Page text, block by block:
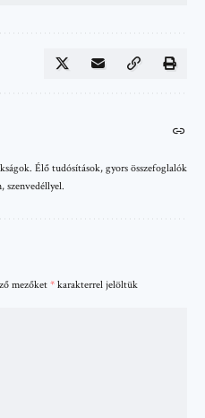
Élő tudósítások, gyors összefoglalók
szenvedéllyel.
mezőket * karakterrel jelöltük